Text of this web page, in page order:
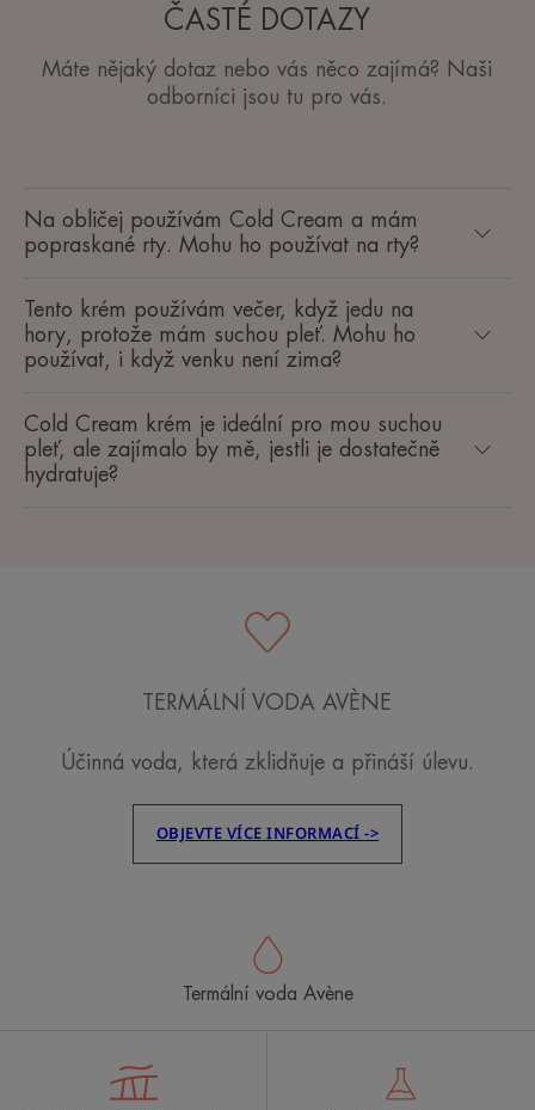
ČASTÉ DOTAZY
Máte nějaký dotaz nebo vás něco zajímá? Naši
odborníci jsou tu pro vás.
Na obličej používám Cold Cream a mám
popraskané rty. Mohu ho používat na rty?
Tento krém používám večer, když jedu na
hory, protože mám suchou pleť. Mohu ho
používat, i když venku není zima?
Cold Cream krém je ideální pro mou suchou
pleť, ale zajímalo by mě, jestli je dostatečně
hydratuje?
TERMÁLNÍ VODA AVÈNE
Účinná voda, která zklidňuje a přináší úlevu.
OBJEVTE VÍCE INFORMACÍ ->
Termální voda Avène